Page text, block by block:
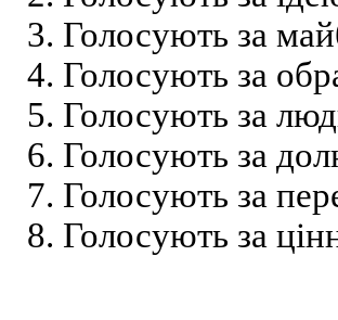
3. Голосують за
4. Голосують за
5. Голосують за
6. Голосують за
7. Голосують за
8. Голосують за